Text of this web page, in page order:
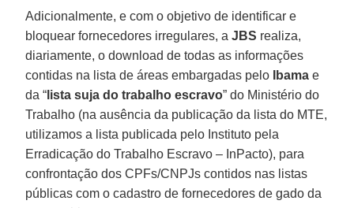
Adicionalmente, e com o objetivo de identificar e
bloquear fornecedores irregulares, aJBS realiza,
diariamente, o download de todas as informações
contidas na lista de áreas embargadas pelo
Ibama e
da “ lista suja do trabalho escravo” do Ministério do
Trabalho (na ausência da publicação da lista do MTE,
utilizamos a lista publicada pelo Instituto pela
Erradicação do Trabalho Escravo – InPacto), para
confrontação dos CPFs/CNPJs contidos nas listas
públicas com o cadastro de fornecedores de gado da